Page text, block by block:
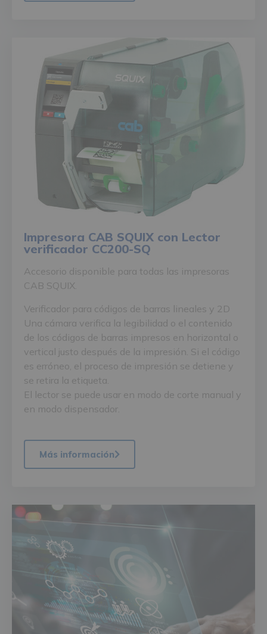
Impresora CAB SQUIX con Lector
verificador CC200-SQ
Accesorio disponible para todas las impresoras
CAB SQUIX.
Verificador para códigos de barras lineales y 2D
Una cámara verifica la legibilidad o el contenido
de los códigos de barras impresos en horizontal o
vertical justo después de la impresión. Si el código
es erróneo, el proceso de impresión se detiene y
se retira la etiqueta.
El lector se puede usar en modo de corte manual y
en modo dispensador.
Más información